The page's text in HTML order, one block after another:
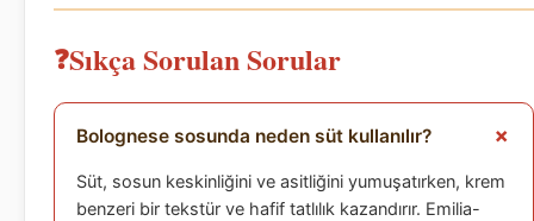
Sıkça Sorulan Sorular
Bolognese sosunda neden süt kullanılır?
Süt, sosun keskinliğini ve asitliğini yumuşatırken, krem
benzeri bir tekstür ve hafif tatlılık kazandırır. Emilia-